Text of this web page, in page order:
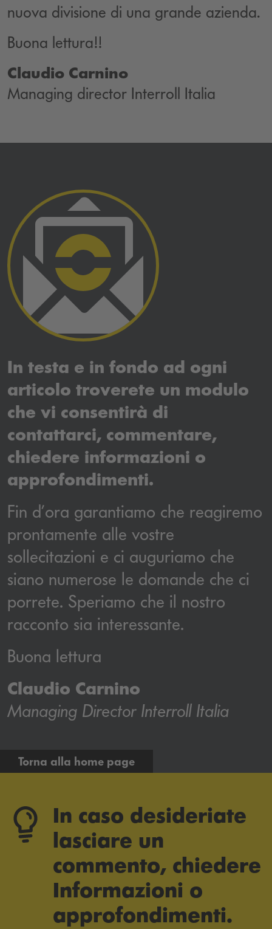
nuova divisione di una grande azienda.
Buona lettura!!
Claudio Carnino
Managing director Interroll Italia
In testa e in fondo ad ogni
articolo troverete un modulo
che vi consentirà di
contattarci, commentare,
chiedere informazioni o
approfondimenti.
Fin d’ora garantiamo che reagiremo
prontamente alle vostre
sollecitazioni e ci auguriamo che
siano numerose le domande che ci
porrete. Speriamo che il nostro
racconto sia interessante.
Buona lettura
Claudio Carnino
Managing Director Interroll Italia
Torna alla home page
In caso desideriate
lasciare un
commento, chiedere
Informazioni o
approfondimenti.